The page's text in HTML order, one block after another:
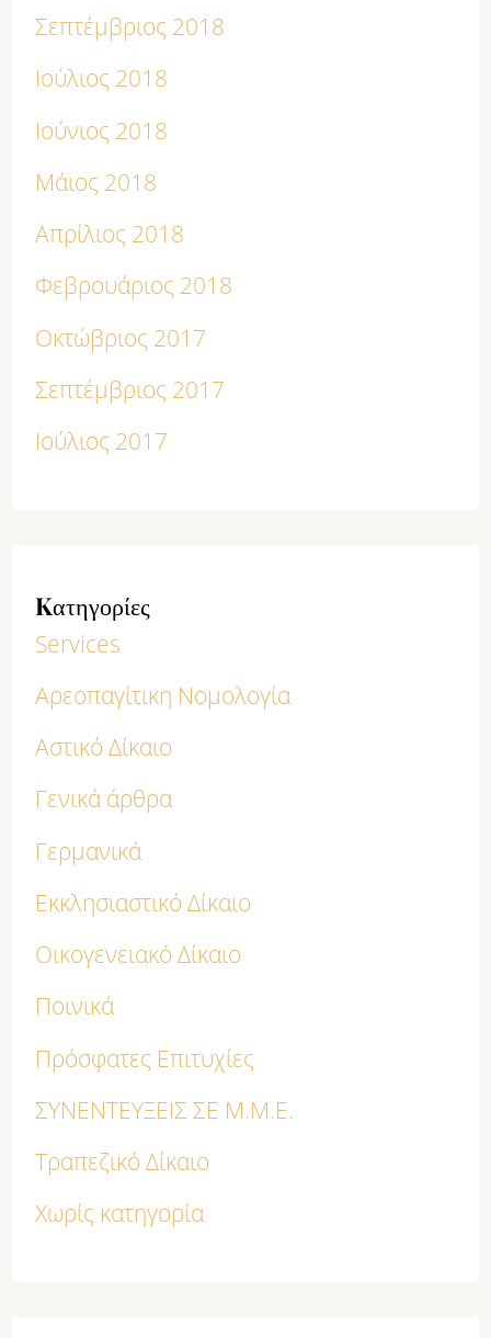
Σεπτέμβριος 2018
Ιούλιος 2018
Ιούνιος 2018
Μάιος 2018
Απρίλιος 2018
Φεβρουάριος 2018
Οκτώβριος 2017
Σεπτέμβριος 2017
Ιούλιος 2017
Kατηγορίες
Services
Αρεοπαγίτικη Νομολογία
Αστικό Δίκαιο
Γενικά άρθρα
Γερμανικά
Εκκλησιαστικό Δίκαιο
Οικογενειακό Δίκαιο
Ποινικά
Πρόσφατες Επιτυχίες
ΣΥΝΕΝΤΕΥΞΕΙΣ ΣΕ Μ.Μ.Ε.
Τραπεζικό Δίκαιο
Χωρίς κατηγορία